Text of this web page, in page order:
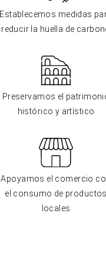
Establecemos medidas
reducir la huella de
Preservamos el
histórico y artístico
Apoyamos el comercio
el consumo de productos
locales